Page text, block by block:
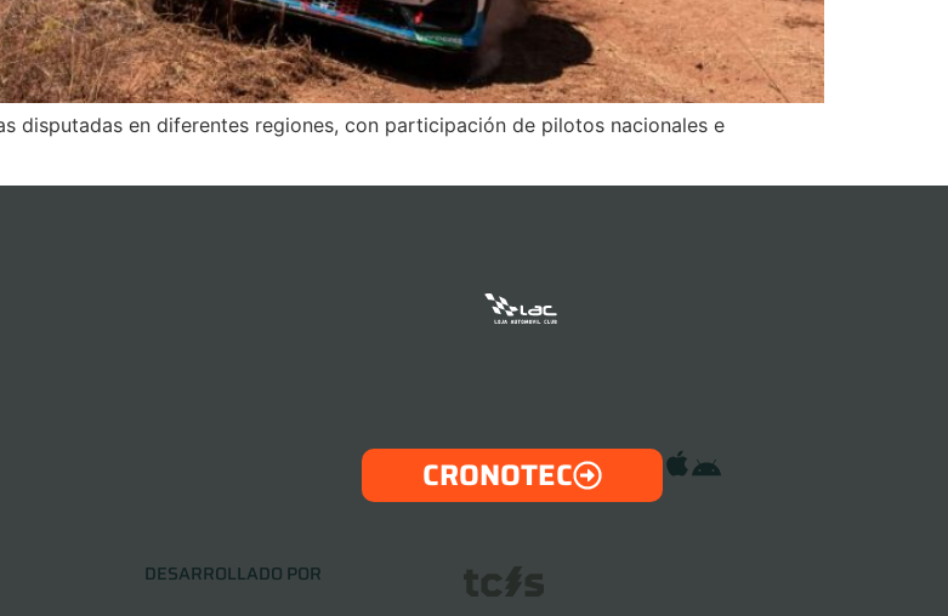
disputadas en diferentes regiones, con participación de pilotos nacionales e
CRONOTEC
DESARROLLADO POR